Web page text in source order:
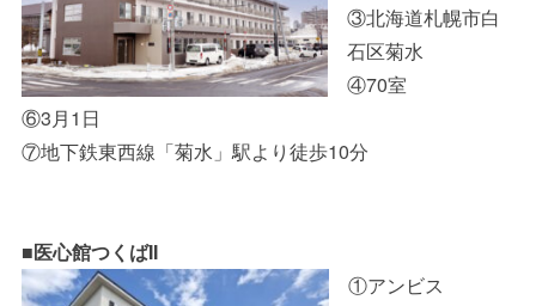
③北海道札幌市白
石区菊水
④70室
⑥3月1日
⑦地下鉄東西線「菊水」駅より徒歩10分
■医心館つくばII
①アンビス